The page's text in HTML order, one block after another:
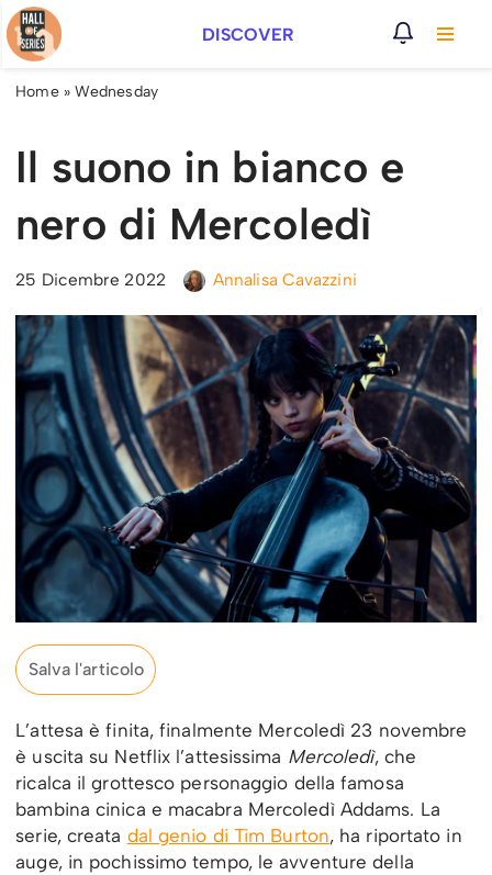
Vai
al
DISCOVER
Home» Wednesday
Il suono in bianco e
nero di Mercoledì
25 Dicembre 2022 Annalisa Cavazzini
Salva l'articolo
L’attesa è finita, finalmente Mercoledì 23 novembre
è uscita su Netflix l’attesissima Mercoledì, che
ricalca il grottesco personaggio della famosa
bambina cinica e macabra Mercoledì Addams. La
serie, creata dal genio di Tim Burton, ha riportato in
auge, in pochissimo tempo, le avventure della